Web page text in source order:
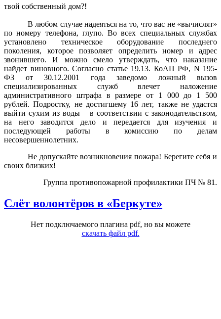
твой собственный дом?!
В любом случае надеяться на то, что вас не «вычислят»
по номеру телефона, глупо. Во всех специальных службах
установлено техническое оборудование последнего
поколения, которое позволяет определить номер и адрес
звонившего. И можно смело утверждать, что наказание
найдет виновного. Согласно статье 19.13. КоАП РФ, N 195-
ФЗ от 30.12.2001 года заведомо ложный вызов
специализированных службвлечет наложение
административного штрафа в размере от 1 000 до 1 500
рублей. Подростку, не достигшему 16 лет, также не удастся
выйти сухим из воды – в соответствии с законодательством,
на него заводится дело и передается для изучения и
последующей работы в комиссию по делам
несовершеннолетних.
Не допускайте возникновения пожара! Берегите себя и
своих близких!
Группа противопожарной профилактики ПЧ № 81.
Слёт волонтёров в «Беркуте»
Нет подключаемого плагина pdf, но вы можете
скачать файл pdf.